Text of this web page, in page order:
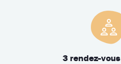
3 rendez-vous